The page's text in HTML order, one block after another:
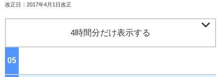
改正日：2017年4月1日改正
4時間分だけ表示する 
05